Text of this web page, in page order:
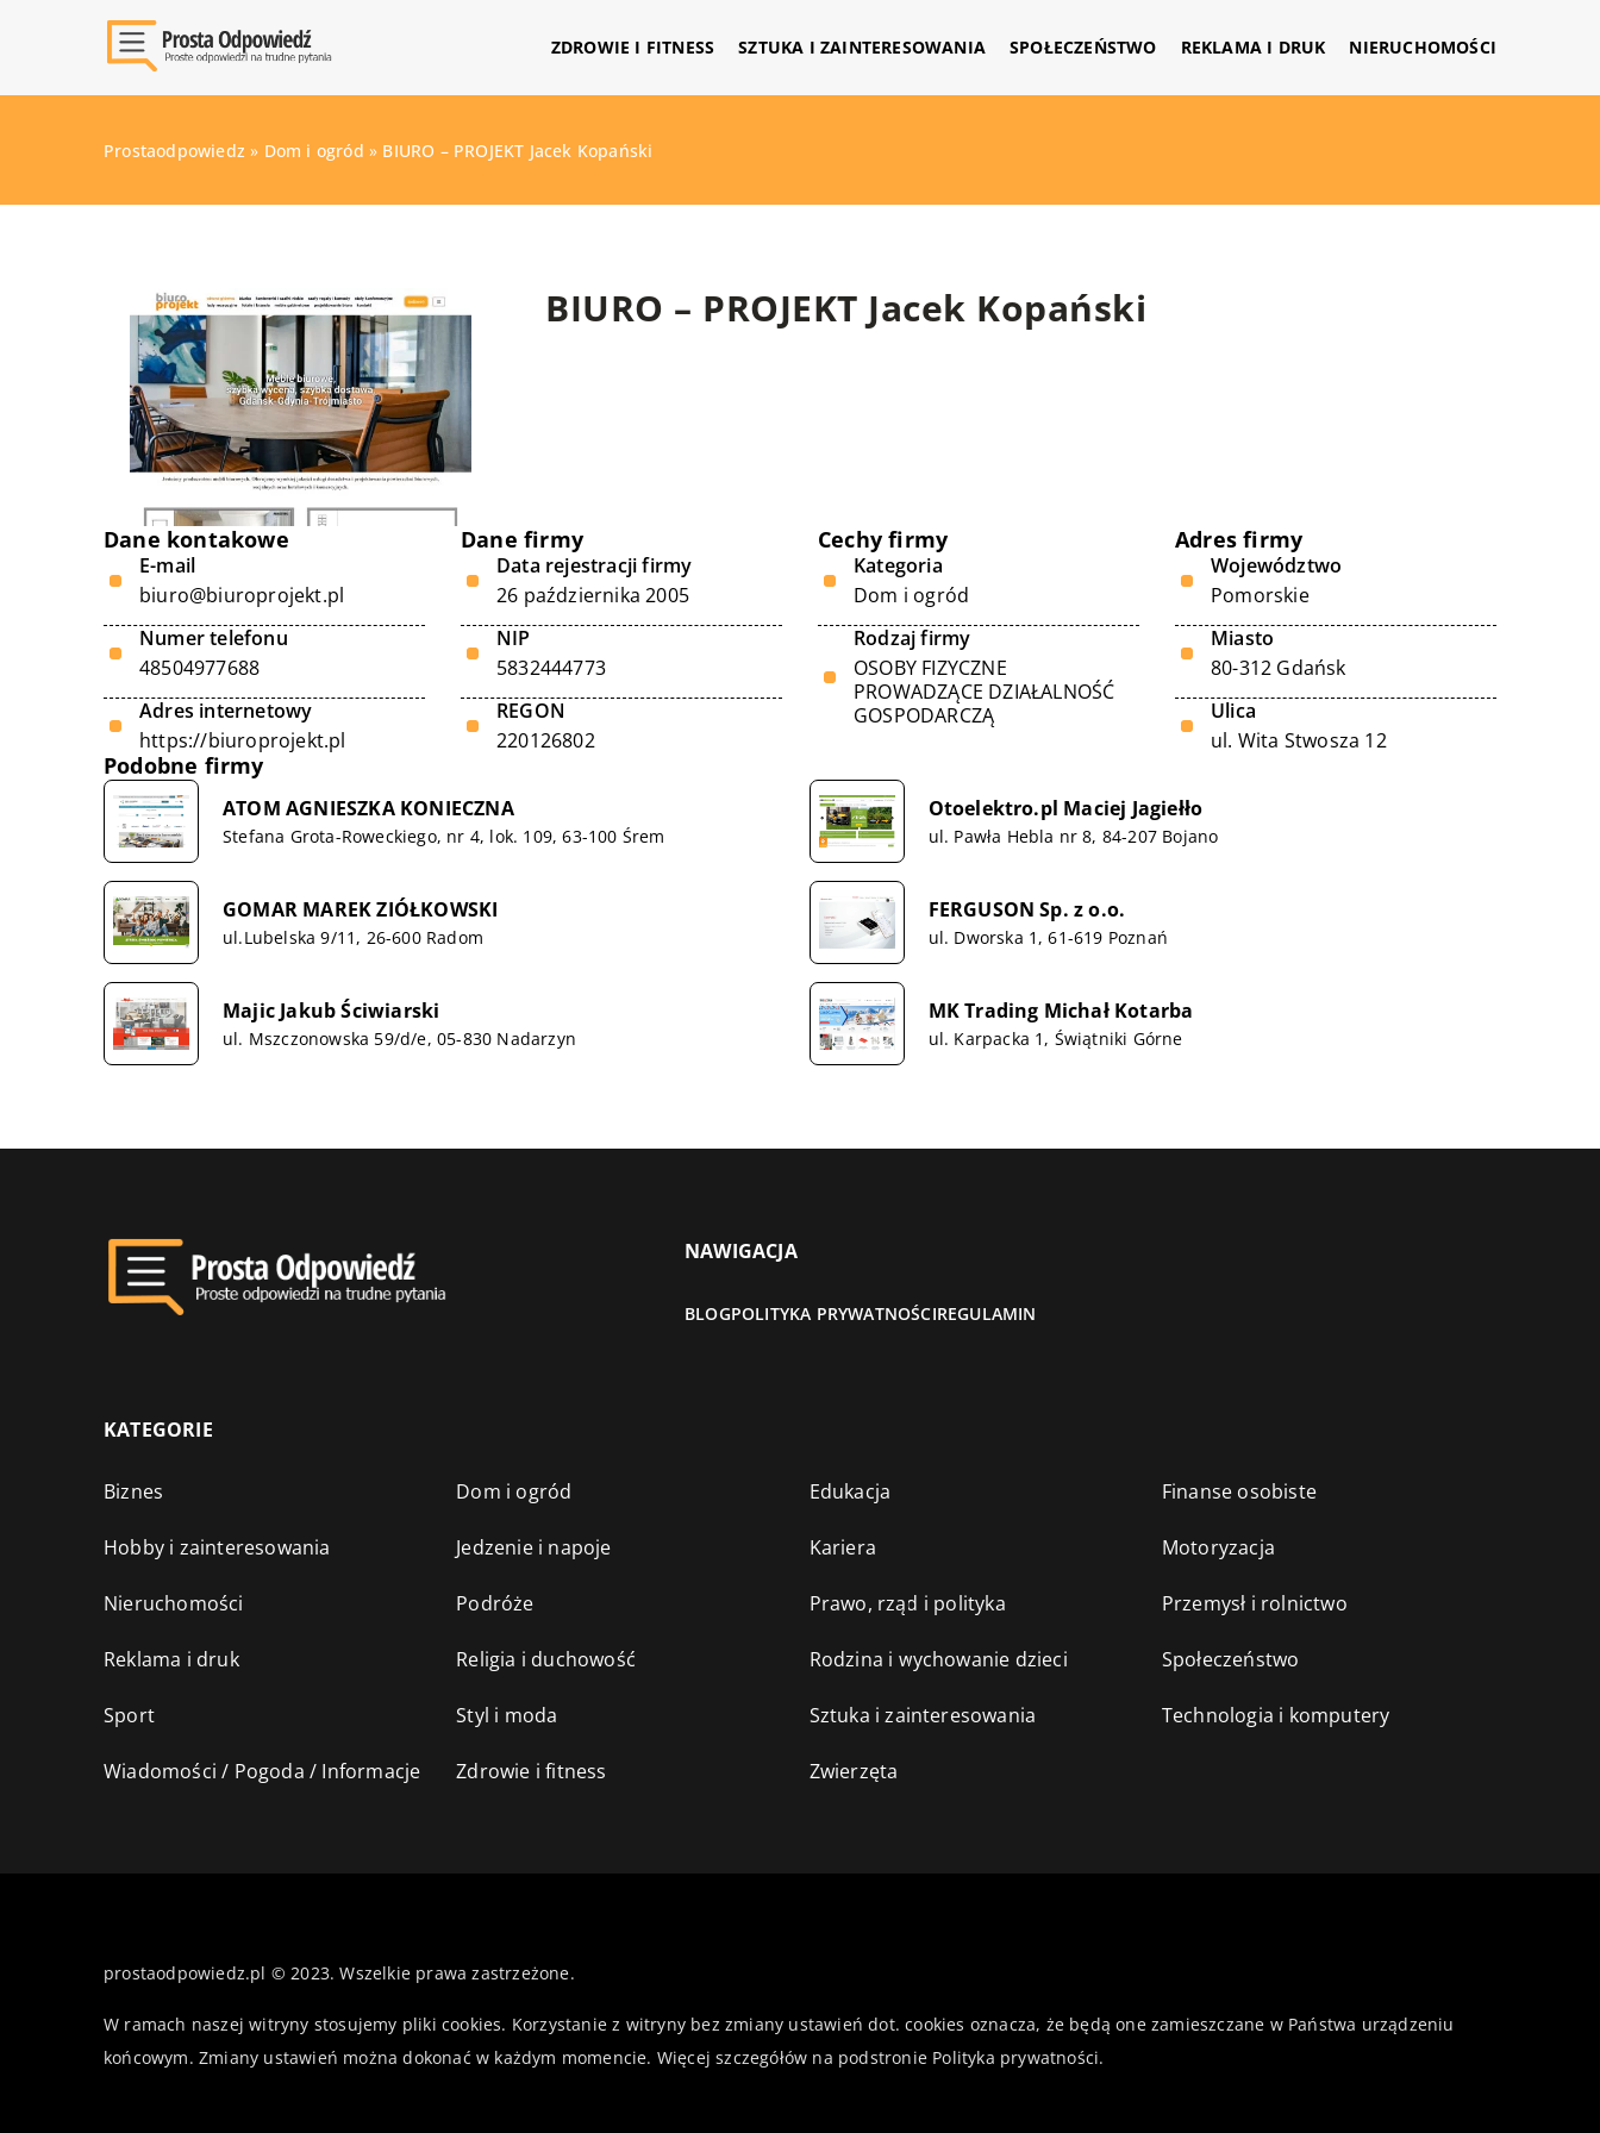
ZDROWIE I FITNESS SZTUKA I ZAINTERESOWANIA SPOŁECZEŃSTWO REKLAMA I DRUK NIERUCHOMOŚCI
Prostaodpowiedz » Dom i ogród » BIURO – PROJEKT Jacek Kopański
BIURO – PROJEKT Jacek Kopański
Dane kontakowe
E-mail
biuro@biuroprojekt.pl
Numer telefonu
48504977688
Adres internetowy
https://biuroprojekt.pl
Dane firmy
Data rejestracji firmy
26 października 2005
NIP
5832444773
REGON
220126802
Cechy firmy
Kategoria
Dom i ogród
Rodzaj firmy
OSOBY FIZYCZNE
PROWADZĄCE DZIAŁALNOŚĆ
GOSPODARCZĄ
Adres firmy
Województwo
Pomorskie
Miasto
80-312 Gdańsk
Ulica
ul. Wita Stwosza 12
Podobne firmy
ATOM AGNIESZKA KONIECZNA
Stefana Grota-Roweckiego, nr 4, lok. 109, 63-100 Śrem
Otoelektro.pl Maciej Jagiełło
ul. Pawła Hebla nr 8, 84-207 Bojano
GOMAR MAREK ZIÓŁKOWSKI
ul.Lubelska 9/11, 26-600 Radom
FERGUSON Sp. z o.o.
ul. Dworska 1, 61-619 Poznań
Majic Jakub Ściwiarski
ul. Mszczonowska 59/d/e, 05-830 Nadarzyn
MK Trading Michał Kotarba
ul. Karpacka 1, Świątniki Górne
NAWIGACJA
BLOGPOLITYKA PRYWATNOŚCIREGULAMIN
KATEGORIE
Biznes Dom i ogród Edukacja Finanse osobiste
Hobby i zainteresowania Jedzenie i napoje Kariera Motoryzacja
Nieruchomości Podróże Prawo, rząd i polityka Przemysł i rolnictwo
Reklama i druk Religia i duchowość Rodzina i wychowanie dzieci Społeczeństwo
Sport Styl i moda Sztuka i zainteresowania Technologia i komputery
Wiadomości / Pogoda / Informacje Zdrowie i fitness Zwierzęta
prostaodpowiedz.pl © 2023. Wszelkie prawa zastrzeżone.
W ramach naszej witryny stosujemy pliki cookies. Korzystanie z witryny bez zmiany ustawień dot. cookies oznacza, że będą one zamieszczane w Państwa urządzeniu
końcowym. Zmiany ustawień można dokonać w każdym momencie. Więcej szczegółów na podstronie Polityka prywatności.